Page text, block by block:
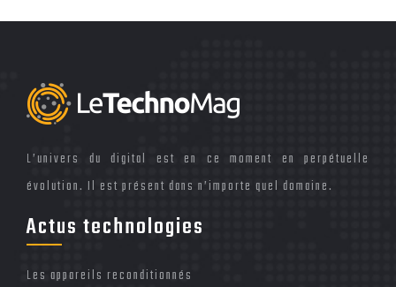
L’univers du digital est en ce moment en perpétuelle
évolution. Il est présent dans n’importe quel domaine.
Actus technologies
Les appareils reconditionnés